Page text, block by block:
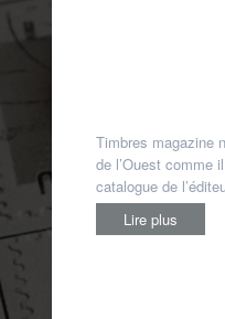
Timbres magazine
de l’Ouest comme
catalogue de
Lire plus